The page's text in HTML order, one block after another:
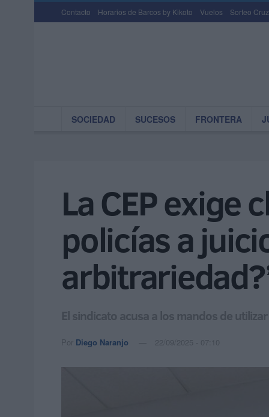
Contacto Horarios de Barcos by Kikoto Vuelos Sorteo
SOCIEDAD SUCESOS FRONTERA
La CEP exige
policías a
El sindicato acusa a los mandos de
Por Diego Naranjo 22/09/2025 - 07:10